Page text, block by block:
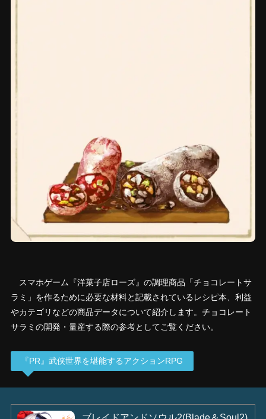
スマホゲーム『洋菓子店ローズ』の調理商品「チョコレートサ
ラミ」を作るために必要な材料と記載されているレシピ本、利益
やカテゴリなどの商品データについて紹介します。チョコレート
サラミの開発・量産する際の参考としてご覧ください。
『PR』武侠世界を堪能するアクションRPG